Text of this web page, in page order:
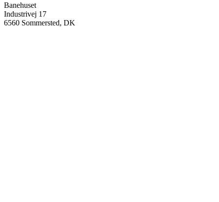
Banehuset
Industrivej 17
6560 Sommersted, DK